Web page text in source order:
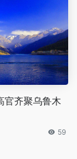
官齐聚乌鲁木
59